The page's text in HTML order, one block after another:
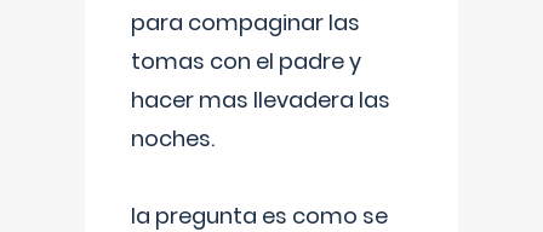
para compaginar las
tomas con el padre y
hacer mas llevadera las
noches.
la pregunta es como se